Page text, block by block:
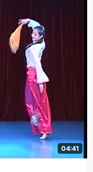
升到年级十多名。 "心
不上苦不苦了，心里只
学长号类比，"学习就
。"学了长号七八年，周
会说话只会倾听的朋
，在音乐中能将所有学
乐的激发，会突发灵感
落/踏伤沉睡的泥土/乡
冷"。从诗中，我们得
到西门，对清华的印
楼实验楼都很新，回去
信。看了看手机，又到
拥挤的车流人海中，背
04:41